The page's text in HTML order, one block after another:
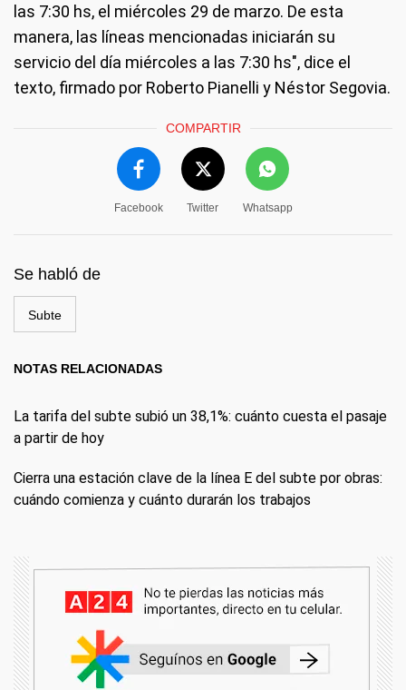
las 7:30 hs, el miércoles 29 de marzo. De esta
manera, las líneas mencionadas iniciarán su
servicio del día miércoles a las 7:30 hs", dice el
texto, firmado por Roberto Pianelli y Néstor Segovia.
COMPARTIR
Facebook Twitter Whatsapp
Se habló de
Subte
NOTAS RELACIONADAS
La tarifa del subte subió un 38,1%: cuánto cuesta el pasaje
a partir de hoy
Cierra una estación clave de la línea E del subte por obras:
cuándo comienza y cuánto durarán los trabajos